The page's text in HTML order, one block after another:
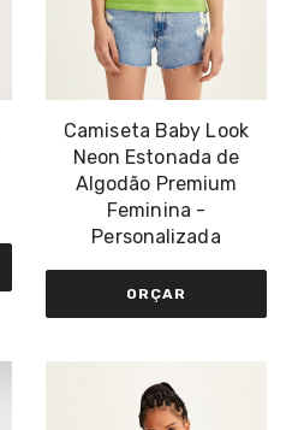
Camiseta Baby Look
Neon Estonada de
Algodão Premium
Feminina -
Personalizada
ORÇAR